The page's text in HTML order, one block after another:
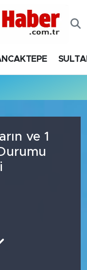
ve 1
Fikstür